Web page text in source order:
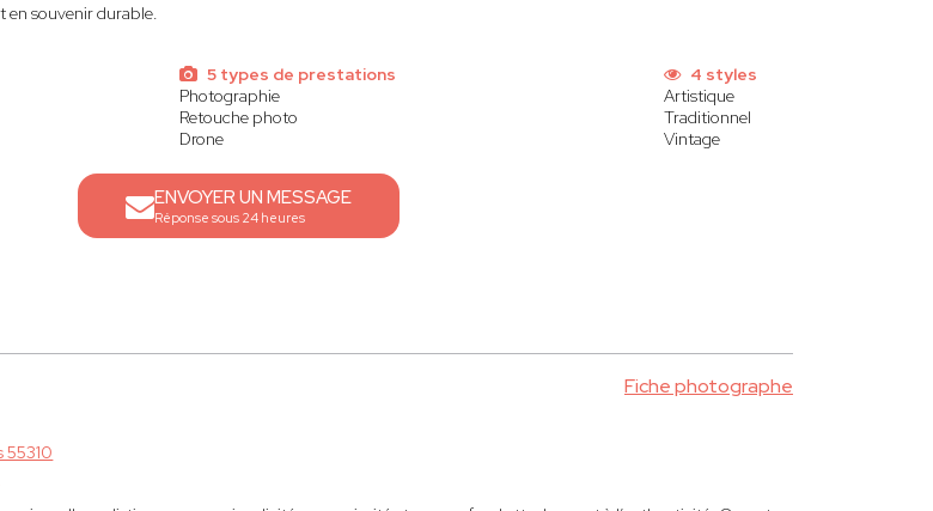
souvenir durable.
5 types de prestations
Photographie
Retouche photo
Drone
4 styles
Artistique
Traditionnel
Vintage
ENVOYER UN MESSAGE
Réponse sous 24 heures
Fiche photographe